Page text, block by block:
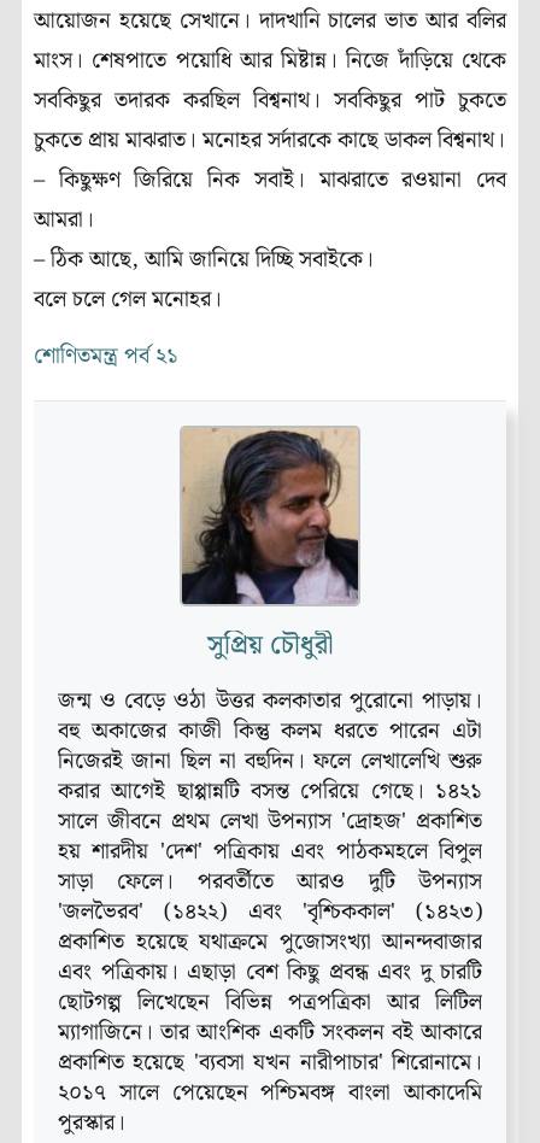
আয়োজন হয়েছে সেখানে। দাদখানি চালের ভাত আর বলির
মাংস। শেষপাতে পয়োধি আর মিষ্টান্ন। নিজে দাঁড়িয়ে থেকে
সবকিছুর তদারক করছিল বিশ্বনাথ। সবকিছুর পাট চুকতে
চুকতে প্রায় মাঝরাত। মনোহর সর্দারকে কাছে ডাকল বিশ্বনাথ।
– কিছুক্ষণ জিরিয়ে নিক সবাই। মাঝরাতে রওয়ানা দেব
আমরা।
– ঠিক আছে, আমি জানিয়ে দিচ্ছি সবাইকে।
বলে চলে গেল মনোহর।
শোণিতমন্ত্র পর্ব ২১
সুপ্রিয় চৌধুরী
জন্ম ও বেড়ে ওঠা উত্তর কলকাতার পুরোনো পাড়ায়।
বহু অকাজের কাজী কিন্তু কলম ধরতে পারেন এটা
নিজেরই জানা ছিল না বহুদিন। ফলে লেখালেখি শুরু
করার আগেই ছাপ্পান্নটি বসন্ত পেরিয়ে গেছে। ১৪২১
সালে জীবনে প্রথম লেখা উপন্যাস 'দ্রোহজ' প্রকাশিত
হয় শারদীয় 'দেশ' পত্রিকায় এবং পাঠকমহলে বিপুল
সাড়া ফেলে। পরবর্তীতে আরও দুটি উপন্যাস
'জলভৈরব' (১৪২২) এবং 'বৃশ্চিককাল' (১৪২৩)
প্রকাশিত হয়েছে যথাক্রমে পুজোসংখ্যা আনন্দবাজার
এবং পত্রিকায়। এছাড়া বেশ কিছু প্রবন্ধ এবং দু চারটি
ছোটগল্প লিখেছেন বিভিন্ন পত্রপত্রিকা আর লিটিল
ম্যাগাজিনে। তার আংশিক একটি সংকলন বই আকারে
প্রকাশিত হয়েছে 'ব্যবসা যখন নারীপাচার' শিরোনামে।
২০১৭ সালে পেয়েছেন পশ্চিমবঙ্গ বাংলা আকাদেমি
পুরস্কার।